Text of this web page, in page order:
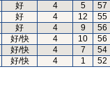
好 4 5
57
好 4 12
55
好 4 9
56
好/快 4 10
56
好/快 4 7
54
好/快 4 1 52